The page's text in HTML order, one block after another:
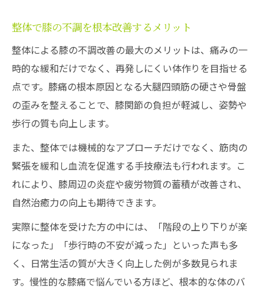
整体を通じて膝と全身のバランスを整えるコツ
整体で膝と全身バランスを調整する意味
骨盤や背骨矯正も整体で膝痛改善に有効
整体の全身調整で姿勢の崩れをリセット
膝の痛みと体のゆがみを整体で同時対策
整体施術後の正しい姿勢維持のポイント
整体選びで膝痛や筋肉の硬さに悩まない生活へ
膝痛解消に最適な整体院を選ぶポイント
整体選びで注目すべき施術内容の違い
整体院選びで確認したい説明の分かりやす
膝痛や筋肉の硬さに寄り添う整体院探し
整体で膝の不調を根本改善するメリット
整体による膝の不調改善の最大のメリットは、痛みの一
時的な緩和だけでなく、再発しにくい体作りを目指せる
点です。膝痛の根本原因となる大腿四頭筋の硬さや骨盤
の歪みを整えることで、膝関節の負担が軽減し、姿勢や
歩行の質も向上します。
また、整体では機械的なアプローチだけでなく、筋肉の
緊張を緩和し血流を促進する手技療法も行われます。こ
れにより、膝周辺の炎症や疲労物質の蓄積が改善され、
自然治癒力の向上も期待できます。
実際に整体を受けた方の中には、「階段の上り下りが楽
になった」「歩行時の不安が減った」といった声も多
く、日常生活の質が大きく向上した例が多数見られま
す。慢性的な膝痛で悩んでいる方ほど、根本的な体のバ